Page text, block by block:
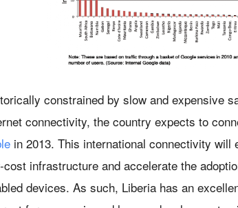
constrained by slow and expensive
connectivity, the country expects to
in 2013. This international connectivity will
cost infrastructure and accelerate the
devices. As such, Liberia has an